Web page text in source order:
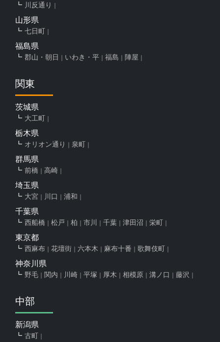
川反通り
山形県
七日町
福島県
郡山・朝日 いわき・平 福島 陣屋
関東
茨城県
大工町
栃木県
オリオン通り 泉町
群馬県
前橋 高崎
埼玉県
大宮 川口 浦和
千葉県
西船橋 松戸 柏 市川 千葉 津田沼 栄町
東京都
西麻布 花壇街 六本木 麻布十番 歌舞伎町
神奈川県
野毛 関内 川崎 平塚 厚木 相模原 溝ノ口 藤沢
中部
新潟県
古町